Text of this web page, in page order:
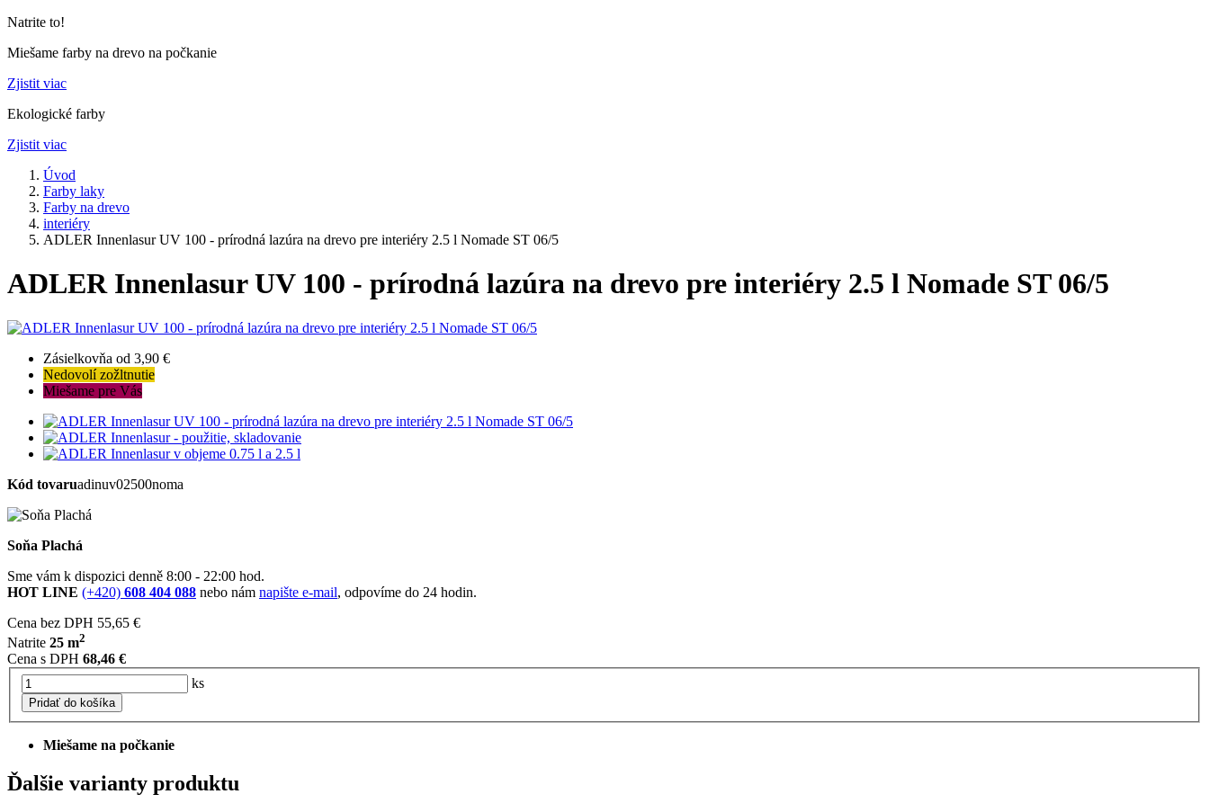
Natrite to!
Miešame farby na drevo na počkanie
Zjistit viac
Ekologické farby
Zjistit viac
Úvod
Farby laky
Farby na drevo
interiéry
ADLER Innenlasur UV 100 - prírodná lazúra na drevo pre interiéry 2.5 l Nomade ST 06/5
ADLER Innenlasur UV 100 - prírodná lazúra na drevo pre interiéry 2.5 l Nomade ST 06/5
Zásielkovňa od 3,90 €
Nedovolí zožltnutie
Miešame pre Vás
Kód tovaruadinuv02500noma
Soňa Plachá
Sme vám k dispozici denně 8:00 - 22:00 hod.
HOT LINE (+420) 608 404 088 nebo nám napište e-mail, odpovíme do 24 hodin.
Cena bez DPH 55,65 €
Natrite 25 m2
Cena s DPH 68,46 €
ks
Pridať do košíka
Miešame na počkanie
Ďalšie varianty produktu